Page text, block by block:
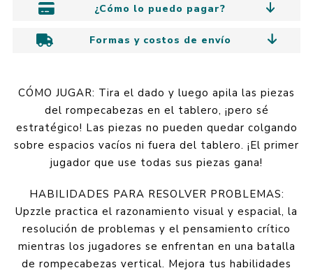
¿Cómo lo puedo pagar?
Formas y costos de envío
CÓMO JUGAR: Tira el dado y luego apila las piezas
del rompecabezas en el tablero, ¡pero sé
estratégico! Las piezas no pueden quedar colgando
sobre espacios vacíos ni fuera del tablero. ¡El primer
jugador que use todas sus piezas gana!
HABILIDADES PARA RESOLVER PROBLEMAS:
Upzzle practica el razonamiento visual y espacial, la
resolución de problemas y el pensamiento crítico
mientras los jugadores se enfrentan en una batalla
de rompecabezas vertical. Mejora tus habilidades